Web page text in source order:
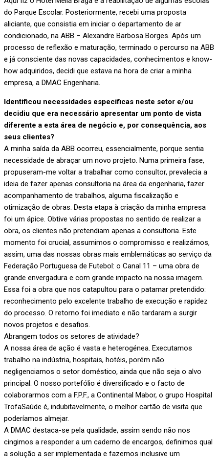
do Parque Escolar. Posteriormente, recebi uma proposta
aliciante, que consistia em iniciar o departamento de ar
condicionado, na ABB – Alexandre Barbosa Borges. Após um
processo de reflexão e maturação, terminado o percurso na ABB
e já consciente das novas capacidades, conhecimentos e know-
how adquiridos, decidi que estava na hora de criar a minha
empresa, a DMAC Engenharia.
Identificou necessidades específicas neste setor e/ou
decidiu que era necessário apresentar um ponto de vista
diferente a esta área de negócio e, por consequência, aos
seus clientes?
A minha saída da ABB ocorreu, essencialmente, porque sentia
necessidade de abraçar um novo projeto. Numa primeira fase,
propuseram-me voltar a trabalhar como consultor, prevalecia a
ideia de fazer apenas consultoria na área da engenharia, fazer
acompanhamento de trabalhos, alguma fiscalização e
otimização de obras. Desta etapa à criação da minha empresa
foi um ápice. Obtive várias propostas no sentido de realizar a
obra, os clientes não pretendiam apenas a consultoria. Este
momento foi crucial, assumimos o compromisso e realizámos,
assim, uma das nossas obras mais emblemáticas ao serviço da
Federação Portuguesa de Futebol: o Canal 11 – uma obra de
grande envergadura e com grande impacto na nossa imagem.
Essa foi a obra que nos catapultou para o patamar pretendido:
reconhecimento pelo excelente trabalho de execução e rapidez
do processo. O retorno foi imediato e não tardaram a surgir
novos projetos e desafios.
Abrangem todos os setores de atividade?
A nossa área de ação é vasta e heterogénea. Executamos
trabalho na indústria, hospitais, hotéis, porém não
negligenciamos o setor doméstico, ainda que não seja o alvo
principal. O nosso portefólio é diversificado e o facto de
colaborarmos com a F.P.F., a Continental Mabor, o grupo Hospital
TrofaSaúde é, indubitavelmente, o melhor cartão de visita que
poderíamos almejar.
A DMAC destaca-se pela qualidade, assim sendo não nos
cingimos a responder a um caderno de encargos, definimos qual
a solução a ser implementada e fazemos inclusive um